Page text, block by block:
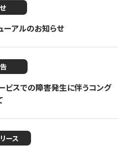
ーアルのお知らせ
ビスでの障害発生に伴うコング
ース